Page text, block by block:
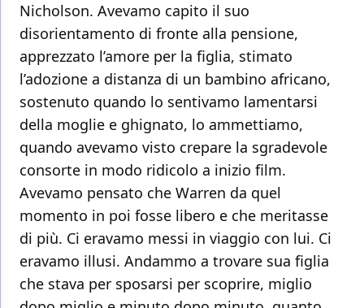
Nicholson. Avevamo capito il suo
disorientamento di fronte alla pensione,
apprezzato l’amore per la figlia, stimato
l’adozione a distanza di un bambino africano,
sostenuto quando lo sentivamo lamentarsi
della moglie e ghignato, lo ammettiamo,
quando avevamo visto crepare la sgradevole
consorte in modo ridicolo a inizio film.
Avevamo pensato che Warren da quel
momento in poi fosse libero e che meritasse
di più. Ci eravamo messi in viaggio con lui. Ci
eravamo illusi. Andammo a trovare sua figlia
che stava per sposarsi per scoprire, miglio